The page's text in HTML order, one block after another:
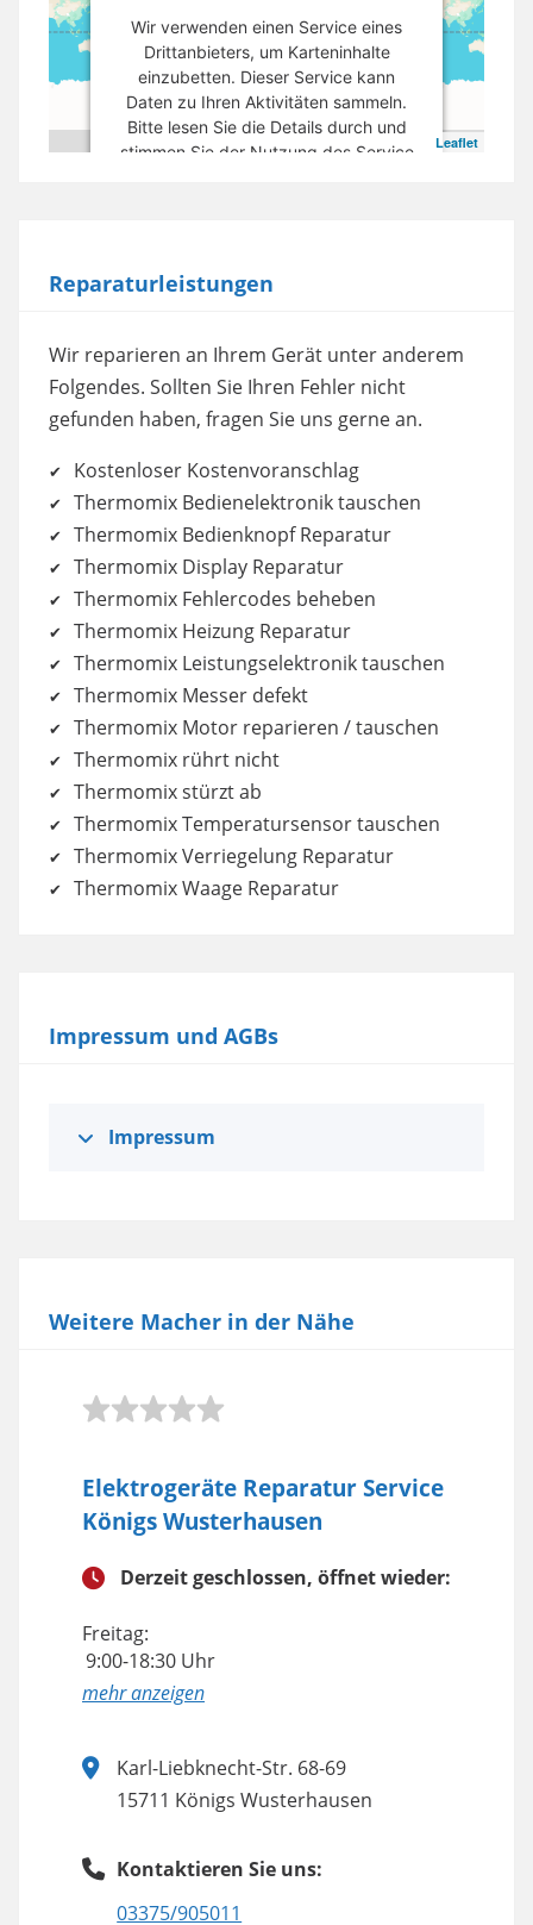
Leaflet
Wir verwenden einen Service eines
Drittanbieters, um Karteninhalte
einzubetten. Dieser Service kann
Daten zu Ihren Aktivitäten sammeln.
Bitte lesen Sie die Details durch und
stimmen Sie der Nutzung des Service
Akzeptieren
powered by
Usercentrics Consent
Reparaturleistungen
Wir reparieren an Ihrem Gerät unter anderem
Folgendes. Sollten Sie Ihren Fehler nicht
gefunden haben, fragen Sie uns gerne an.
Kostenloser Kostenvoranschlag
Thermomix Bedienelektronik tauschen
Thermomix Bedienknopf Reparatur
Thermomix Display Reparatur
Thermomix Fehlercodes beheben
Thermomix Heizung Reparatur
Thermomix Leistungselektronik tauschen
Thermomix Messer defekt
Thermomix Motor reparieren / tauschen
Thermomix rührt nicht
Thermomix stürzt ab
Thermomix Temperatursensor tauschen
Thermomix Verriegelung Reparatur
Thermomix Waage Reparatur
Impressum und AGBs
Impressum
Weitere Macher in der Nähe
Elektrogeräte Reparatur Service
Königs Wusterhausen
Derzeit geschlossen, öffnet wieder:
Freitag:
9:00-18:30 Uhr
anzeigen
Karl-Liebknecht-Str. 68-69
15711 Königs Wusterhausen
Kontaktieren Sie uns:
03375/905011